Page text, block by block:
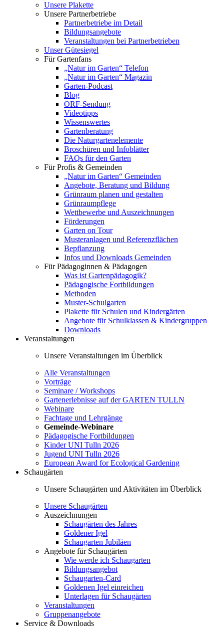
Unsere Plakette
Unsere Partnerbetriebe
Partnerbetriebe im Detail
Bildungsangebote
Veranstaltungen bei Partnerbetrieben
Unser Gütesiegel
Für Gartenfans
„Natur im Garten“ Telefon
„Natur im Garten“ Magazin
Garten-Podcast
Blog
ORF-Sendung
Videotipps
Wissenswertes
Gartenberatung
Die Naturgartenelemente
Broschüren und Infoblätter
FAQs für den Garten
Für Profis & Gemeinden
„Natur im Garten“ Gemeinden
Angebote, Beratung und Bildung
Grünraum planen und gestalten
Grünraumpflege
Wettbewerbe und Auszeichnungen
Förderungen
Garten on Tour
Musteranlagen und Referenzflächen
Bepflanzung
Infos und Downloads Gemeinden
Für Pädagoginnen & Pädagogen
Was ist Gartenpädagogik?
Pädagogische Fortbildungen
Methoden
Muster-Schulgarten
Plakette für Schulen und Kindergärten
Angebote für Schulklassen & Kindergruppen
Downloads
Veranstaltungen
Unsere Veranstaltungen im Überblick
Alle Veranstaltungen
Vorträge
Seminare / Workshops
Gartenerlebnisse auf der GARTEN TULLN
Webinare
Fachtage und Lehrgänge
Gemeinde-Webinare
Pädagogische Fortbildungen
Kinder UNI Tulln 2026
Jugend UNI Tulln 2026
European Award for Ecological Gardening
Schaugärten
Unsere Schaugärten und Aktivitäten im Überblick
Unsere Schaugärten
Auszeichnungen
Schaugärten des Jahres
Goldener Igel
Schaugarten Jubiläen
Angebote für Schaugärten
Wie werde ich Schaugarten
Bildungsangebot
Schaugarten-Card
Goldenen Igel einreichen
Unterlagen für Schaugärten
Veranstaltungen
Gruppenangebote
Service & Downloads